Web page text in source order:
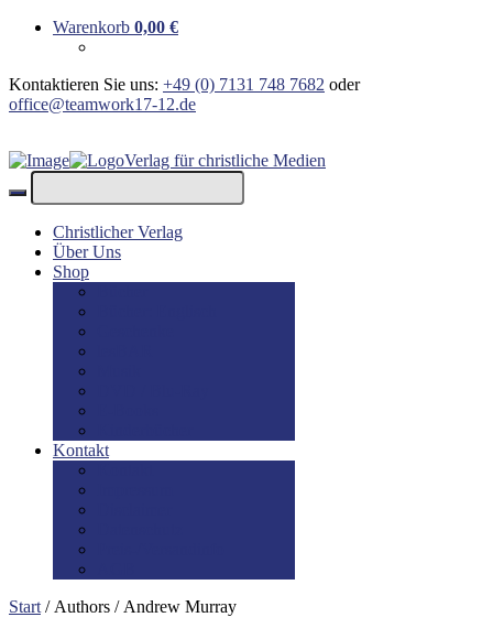
Warenkorb 0,00 €
Kontaktieren Sie uns: +49 (0) 7131 748 7682 oder
office@teamwork17-12.de
Verlag für christliche Medien
Christlicher Verlag
Über Uns
Shop
Kontakt
Start / Authors / Andrew Murray